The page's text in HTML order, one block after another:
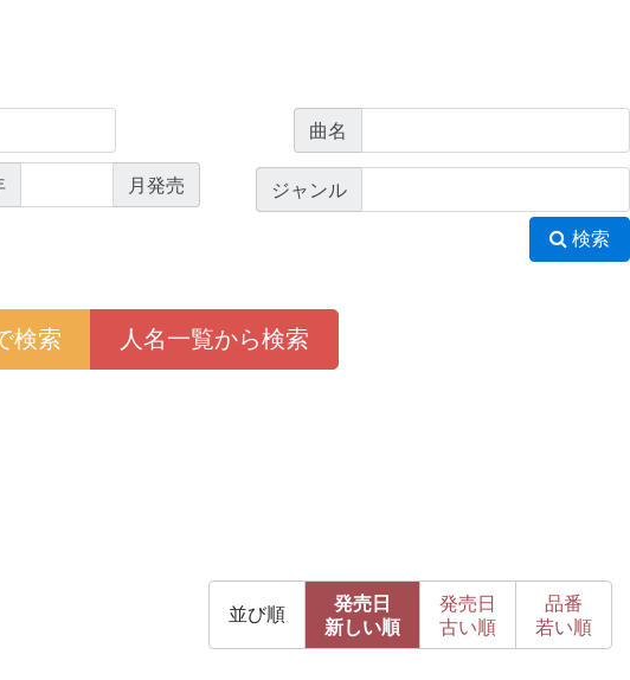
曲名
月発売 ジャンル
検索
検索 人名一覧から検索
並び順
発売日
新しい順
発売日
古い順
品番
若い順